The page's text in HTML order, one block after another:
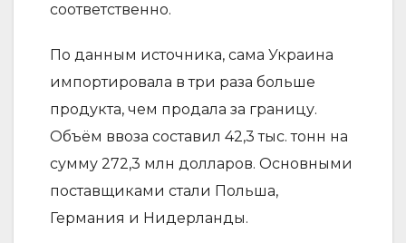
соответственно.
По данным источника, сама Украина
импортировала в три раза больше
продукта, чем продала за границу.
Объём ввоза составил 42,3 тыс. тонн на
сумму 272,3 млн долларов. Основными
поставщиками стали Польша,
Германия и Нидерланды.